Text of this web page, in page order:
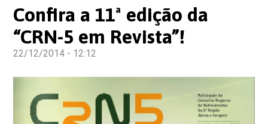
Confira a 11ª edição da
“CRN-5 em Revista”!
22/12/2014 - 12:12